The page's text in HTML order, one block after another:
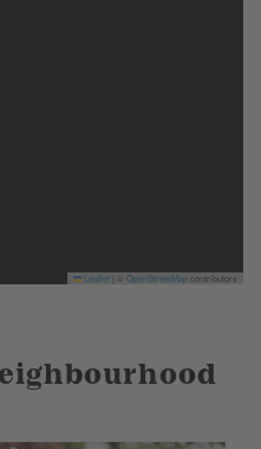
Leaflet OpenStreetMapcontributors